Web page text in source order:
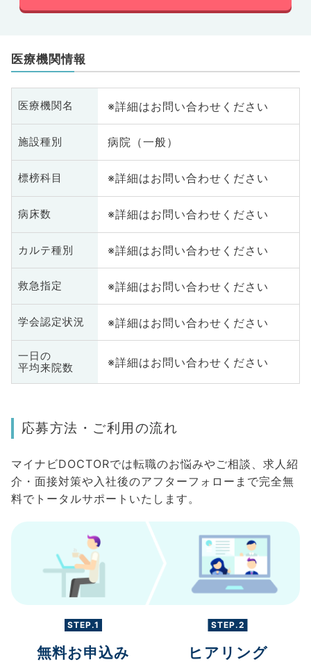
医療機関情報
医療機関名 ※詳細はお問い合わせください
施設種別 病院（一般）
標榜科目 ※詳細はお問い合わせください
病床数 ※詳細はお問い合わせください
カルテ種別 ※詳細はお問い合わせください
救急指定 ※詳細はお問い合わせください
学会認定状況 ※詳細はお問い合わせください
一日の
平均来院数
※詳細はお問い合わせください
応募方法・ご利用の流れ
マイナビDOCTORでは転職のお悩みやご相談、求人紹
介・面接対策や入社後のアフターフォローまで完全無
料でトータルサポートいたします。
STEP.1
無料お申込み
STEP.2
ヒアリング